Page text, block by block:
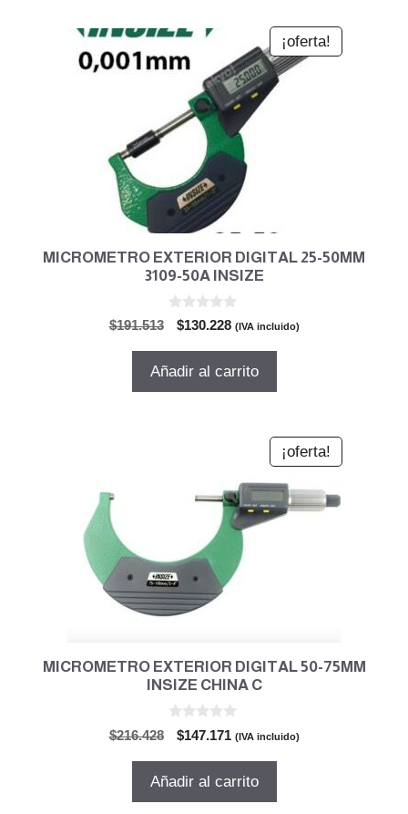
¡oferta!
MICROMETRO EXTERIOR DIGITAL 25-50MM
3109-50A INSIZE
$191.513
El
original
$130.228El
actual
(IVA incluido)
Añadir al carrito
¡oferta!
MICROMETRO EXTERIOR DIGITAL 50-75MM
INSIZE CHINA C
$216.428
El
original
$147.171 El
actual
(IVA incluido)
Añadir al carrito